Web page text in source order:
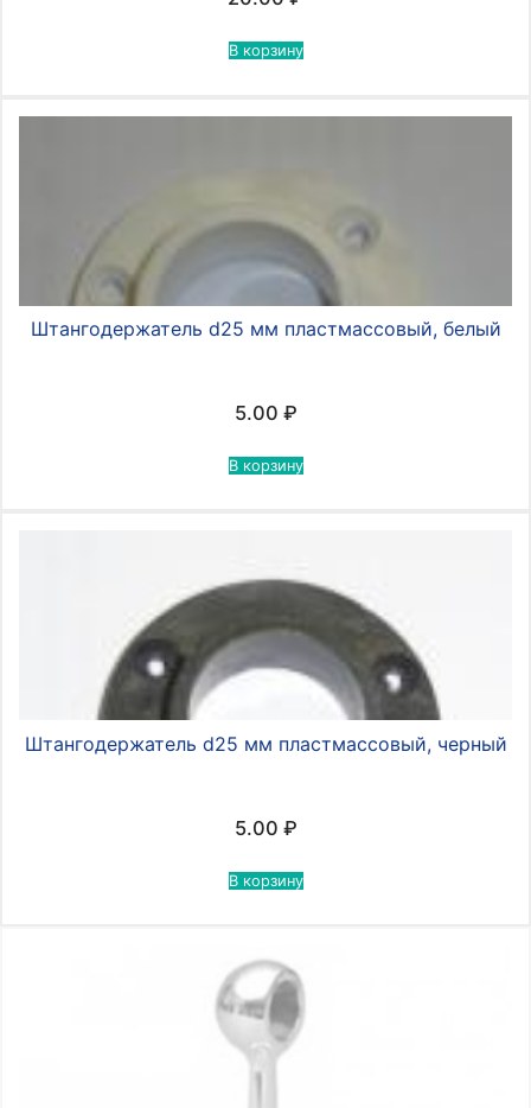
В корзину
Штангодержатель d25 мм пластмассовый, белый
5.00 ₽
В корзину
Штангодержатель d25 мм пластмассовый, черный
5.00 ₽
В корзину